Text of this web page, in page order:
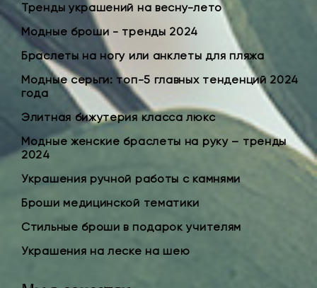
Тренды украшений на весну-лето
Модные броши - тренды 2024
Браслеты на ногу или анклеты для пляжа
Модные серьги: топ-5 главных тенденций 2024
года
Элитная бижутерия класса люкс
Модные женские браслеты на руку – тренды
2024
Украшения ручной работы с камнями
Броши медицинской тематики
Стильные броши в подарок учителям
Украшения на леске на шею